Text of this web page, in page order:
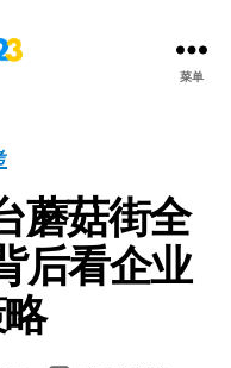
菜单
蘑菇街全
后看企业